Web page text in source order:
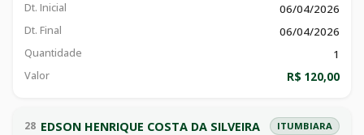
Dt. Inicial 06/04/2026
Dt. Final 06/04/2026
Quantidade 1
Valor R$ 120,00
28 EDSON HENRIQUE COSTA DA SILVEIRA ITUMBIARA